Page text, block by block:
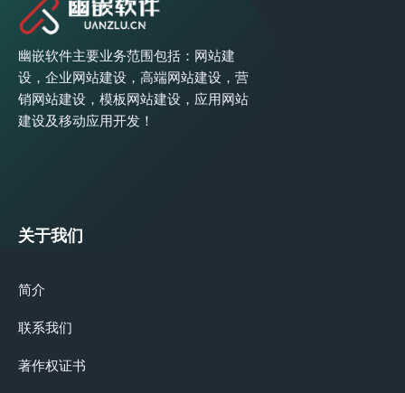
幽嵌软件主要业务范围包括：网站建
设，企业网站建设，高端网站建设，营
销网站建设，模板网站建设，应用网站
建设及移动应用开发！
关于我们
简介
联系我们
著作权证书